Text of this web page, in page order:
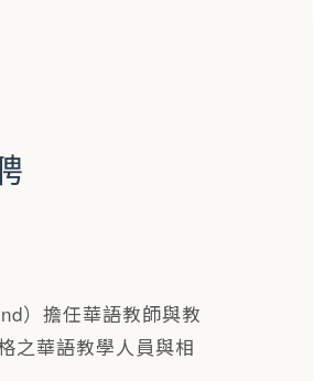
）擔任華語教師與教
之華語教學人員與相